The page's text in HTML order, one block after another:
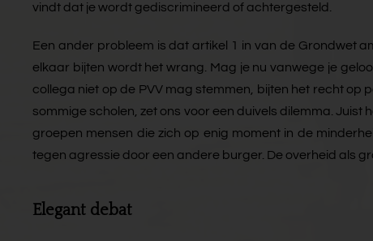
vindt dat je wordt gediscrimineerd of achtergesteld.
Een ander probleem is dat artikel 1 in van de Grondwet
elkaar bijten wordt het wrang. Mag je nu vanwege je
collega niet op de PVV mag stemmen, bijten het recht op
sommige scholen, zet ons voor een duivels dilemma.
groepen mensen die zich op enig moment in de
tegen agressie door een andere burger. De overheid als
Elegant debat